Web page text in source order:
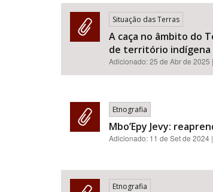
Área de Levantamento
Situação das Terras
A caça no âmbito do
de território indígena
Adicionado:25 de Abr de 2025
Etnografia
Mbo’Epy Jevy:
Adicionado: 11 de Set de 2024
Etnografia